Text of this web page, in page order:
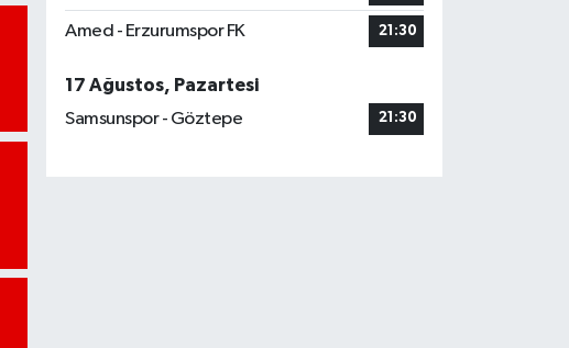
Amed - Erzurumspor FK 21:30
17 Ağustos, Pazartesi
Samsunspor - Göztepe
21:30